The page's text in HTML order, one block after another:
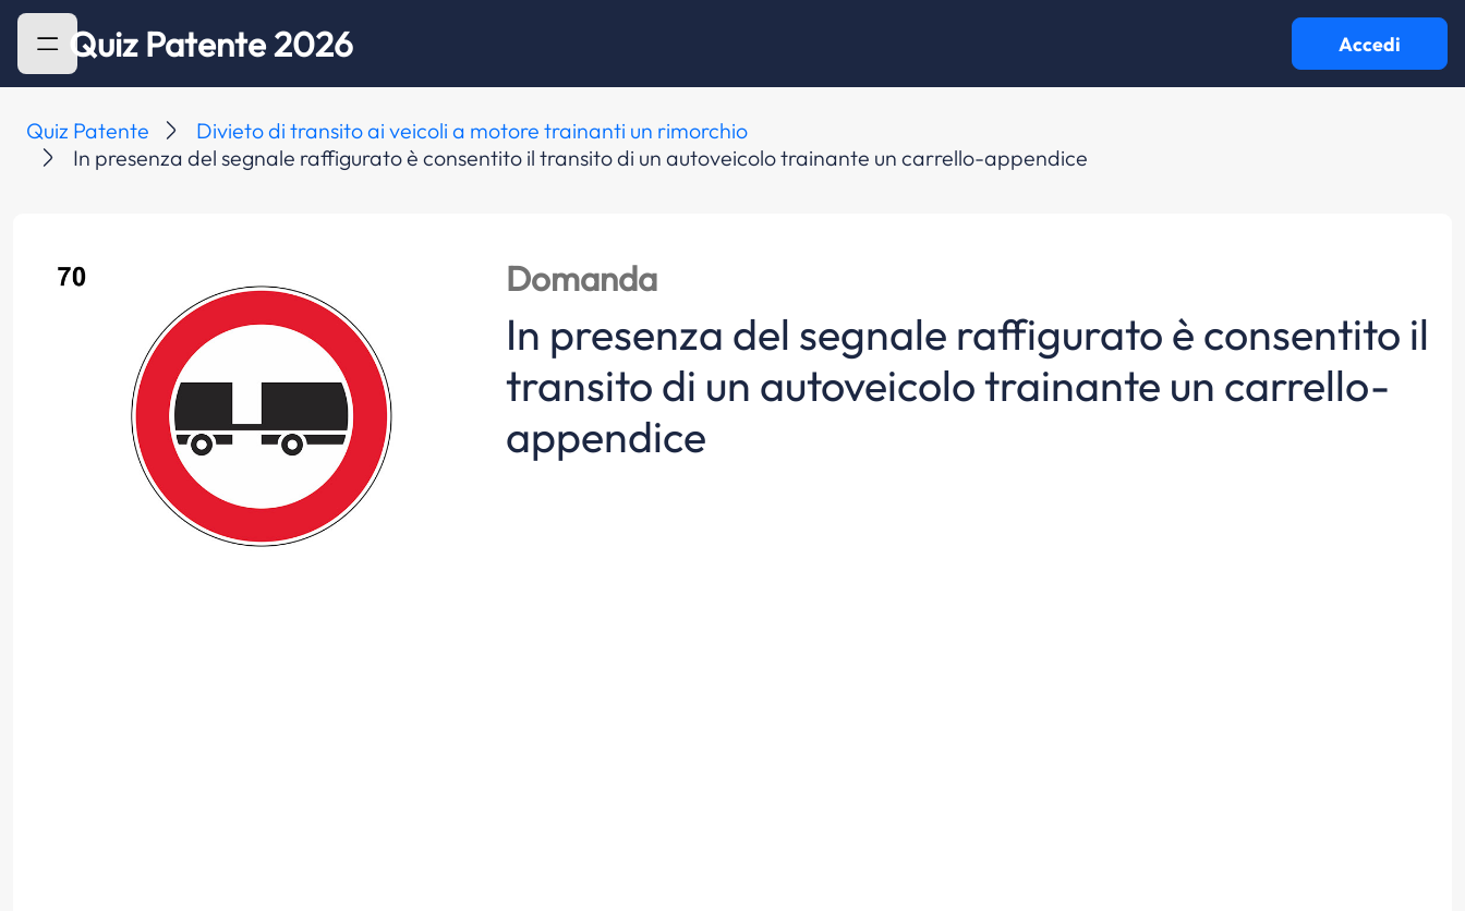
Quiz Patente 2026 Accedi
Quiz Patente
Divieto di transito ai veicoli a motore trainanti un rimorchio
In presenza del segnale raffigurato è consentito il transito di un autoveicolo trainante un carrello-appendice
Domanda
In presenza del segnale raffigurato è consentito il
transito di un autoveicolo trainante un carrello-
appendice